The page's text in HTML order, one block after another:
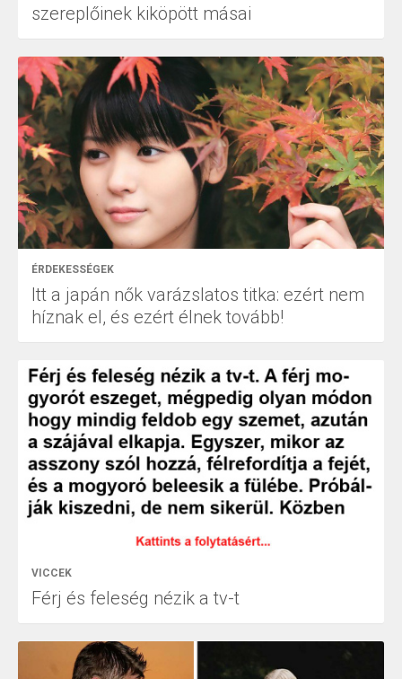
szereplőinek kiköpött másai
ÉRDEKESSÉGEK
Itt a japán nők varázslatos titka: ezért nem
híznak el, és ezért élnek tovább!
VICCEK
Férj és feleség nézik a tv-t